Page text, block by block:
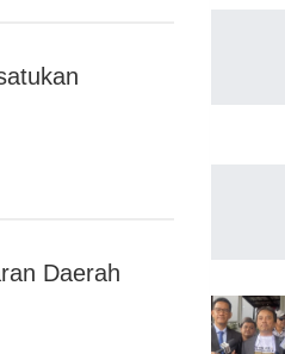
Daerah